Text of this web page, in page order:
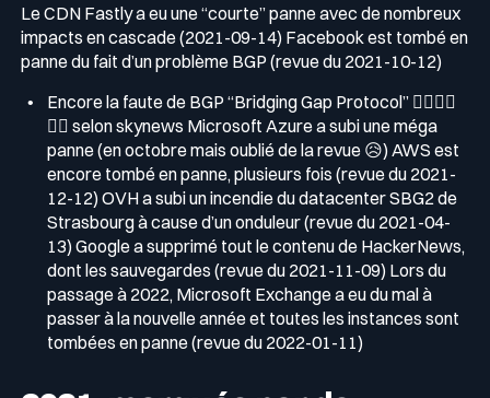
Le CDN Fastly a eu une “courte” panne avec de nombreux
impacts en cascade (2021-09-14) Facebook est tombé en
panne du fait d’un problème BGP (revue du 2021-10-12)
Encore la faute de BGP “Bridging Gap Protocol” 🤦‍♂️🤦‍♂️
🤦‍♂️ selon skynews Microsoft Azure a subi une méga
panne (en octobre mais oublié de la revue 😥) AWS est
encore tombé en panne, plusieurs fois (revue du 2021-
12-12) OVH a subi un incendie du datacenter SBG2 de
Strasbourg à cause d’un onduleur (revue du 2021-04-
13) Google a supprimé tout le contenu de HackerNews,
dont les sauvegardes (revue du 2021-11-09) Lors du
passage à 2022, Microsoft Exchange a eu du mal à
passer à la nouvelle année et toutes les instances sont
tombées en panne (revue du 2022-01-11)